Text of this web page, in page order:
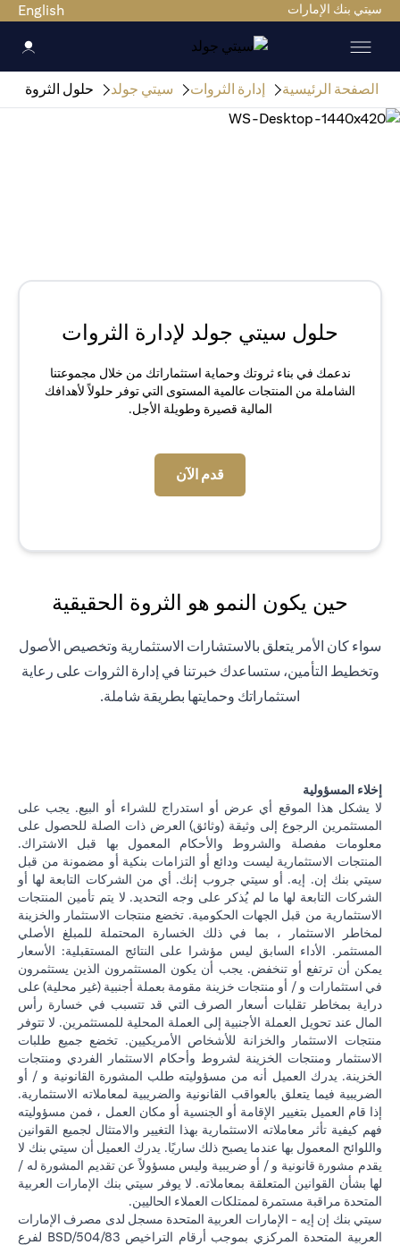
سيتي بنك الإمارات English
الصفحة الرئيسية إدارة الثروات سيتي جولد حلول الثروة
حلول سيتي جولد لإدارة الثروات
ندعمك في بناء ثروتك وحماية استثماراتك من خلال مجموعتنا
الشاملة من المنتجات عالمية المستوى التي توفر حلولاً لأهدافك
المالية قصيرة وطويلة الأجل.
قدم الآن
حين يكون النمو هو الثروة الحقيقية
سواء كان الأمر يتعلق بالاستشارات الاستثمارية وتخصيص الأصول
وتخطيط التأمين، ستساعدك خبرتنا في إدارة الثروات على رعاية
استثماراتك وحمايتها بطريقة شاملة.
إخلاء المسؤولية
لا يشكل هذا الموقع أي عرض أو استدراج للشراء أو البيع. يجب على
المستثمرين الرجوع إلى وثيقة (وثائق) العرض ذات الصلة للحصول على
معلومات مفصلة والشروط والأحكام المعمول بها قبل الاشتراك.
المنتجات الاستثمارية ليست ودائع أو التزامات بنكية أو مضمونة من قبل
سيتي بنك إن. إيه. أو سيتي جروب إنك. أي من الشركات التابعة لها أو
الشركات التابعة لها ما لم يُذكر على وجه التحديد. لا يتم تأمين المنتجات
الاستثمارية من قبل الجهات الحكومية. تخضع منتجات الاستثمار والخزينة
لمخاطر الاستثمار ، بما في ذلك الخسارة المحتملة للمبلغ الأصلي
المستثمر. الأداء السابق ليس مؤشرا على النتائج المستقبلية: الأسعار
يمكن أن ترتفع أو تنخفض. يجب أن يكون المستثمرون الذين يستثمرون
في استثمارات و / أو منتجات خزينة مقومة بعملة أجنبية (غير محلية) على
دراية بمخاطر تقلبات أسعار الصرف التي قد تتسبب في خسارة رأس
المال عند تحويل العملة الأجنبية إلى العملة المحلية للمستثمرين. لا تتوفر
منتجات الاستثمار والخزانة للأشخاص الأمريكيين. تخضع جميع طلبات
الاستثمار ومنتجات الخزينة لشروط وأحكام الاستثمار الفردي ومنتجات
الخزينة. يدرك العميل أنه من مسؤوليته طلب المشورة القانونية و / أو
الضريبية فيما يتعلق بالعواقب القانونية والضريبية لمعاملاته الاستثمارية.
إذا قام العميل بتغيير الإقامة أو الجنسية أو مكان العمل ، فمن مسؤوليته
فهم كيفية تأثر معاملاته الاستثمارية بهذا التغيير والامتثال لجميع القوانين
واللوائح المعمول بها عندما يصبح ذلك ساريًا. يدرك العميل أن سيتي بنك لا
يقدم مشورة قانونية و / أو ضريبية وليس مسؤولاً عن تقديم المشورة له /
لها بشأن القوانين المتعلقة بمعاملاته. لا يوفر سيتي بنك الإمارات العربية
المتحدة مراقبة مستمرة لممتلكات العملاء الحاليين.
سيتي بنك إن إيه - الإمارات العربية المتحدة مسجل لدى مصرف الإمارات
العربية المتحدة المركزي بموجب أرقام التراخيص BSD/504/83 لفرع